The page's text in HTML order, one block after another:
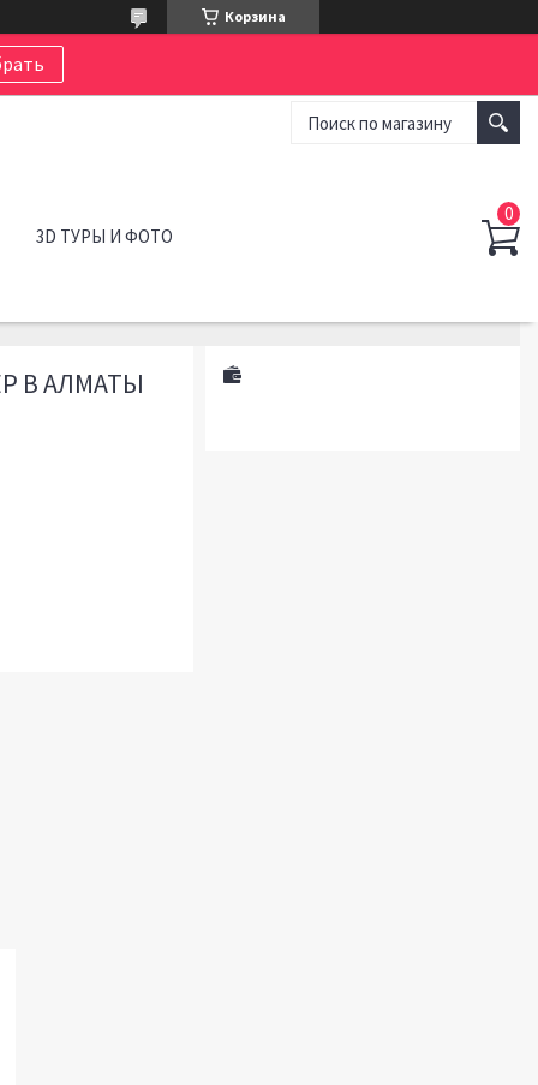
Корзина
3D ТУРЫ И ФОТО
В АЛМАТЫ